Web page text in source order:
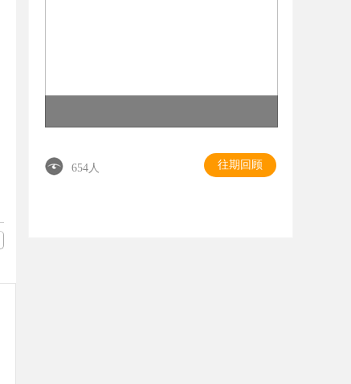
654人 往期回顾